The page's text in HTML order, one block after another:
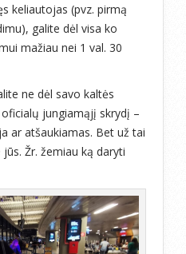
keliautojas (pvz. pirmą
galite dėl visa ko
mažiau nei 1 val. 30
ne dėl savo kaltės
jungiamąjį skrydį –
ar atšaukiamas. Bet už tai
Žr. žemiau ką daryti